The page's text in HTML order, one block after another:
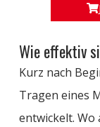
Wie effektiv
Kurz nach
Tragen eines
entwickelt. Wo